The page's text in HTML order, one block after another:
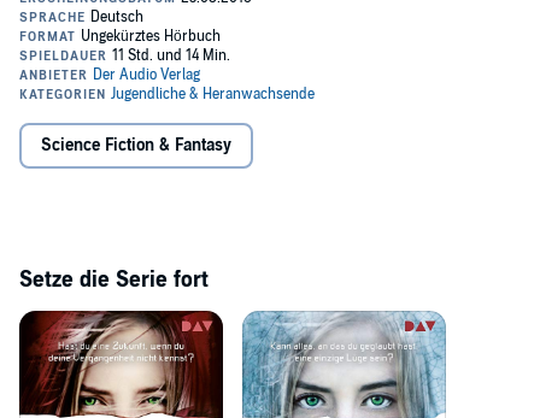
Geheimnis birgt. Gemeinsam mit Ben, einem anderen Slater, in den
sie sich verliebt, begibt sie sich auf die Suche nach der Wahrheit -
doch wem kann sie überhaupt noch vertrauen?
Science Fiction & Fantasy
Setze die Serie fort